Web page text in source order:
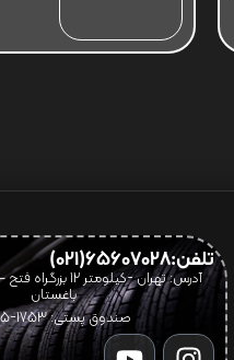
تلفن:65607028(021)
باغستان
صندوق پستی: 1753-13185